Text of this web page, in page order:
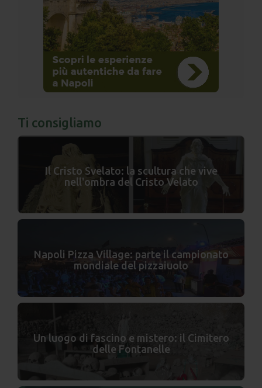
Ti consigliamo
Il Cristo Svelato: la scultura che vive
nell'ombra del Cristo Velato
Napoli Pizza Village: parte il campionato
mondiale del pizzaiuolo
Un luogo di fascino e mistero: il Cimitero
delle Fontanelle